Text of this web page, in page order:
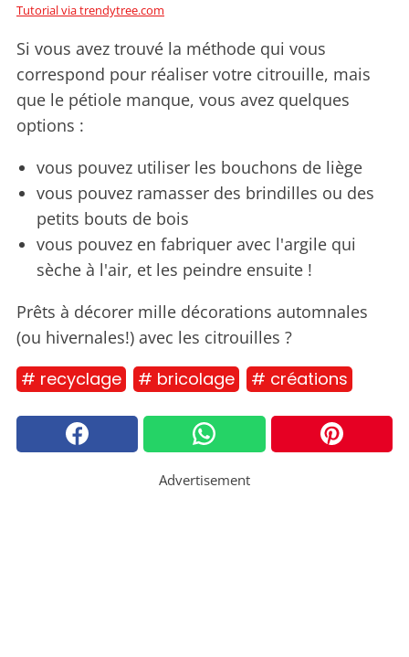
Tutorial via trendytree.com
Si vous avez trouvé la méthode qui vous
correspond pour réaliser votre citrouille, mais
que le pétiole manque, vous avez quelques
options :
vous pouvez utiliser les bouchons de liège
vous pouvez ramasser des brindilles ou des
petits bouts de bois
vous pouvez en fabriquer avec l'argile qui
sèche à l'air, et les peindre ensuite !
Prêts à décorer mille décorations automnales
(ou hivernales!) avec les citrouilles ?
# recyclage # bricolage # créations
Advertisement